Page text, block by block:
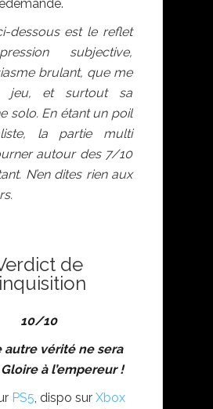
dessous est le reflet
subjective,
brulant, que me
jeu, et surtout sa
solo. En étant un poil
la partie multi
autour des 7/10
N’en dites rien aux
de
10/10
autre vérité ne sera
à l’empereur !
PS5 , dispo sur Xbox